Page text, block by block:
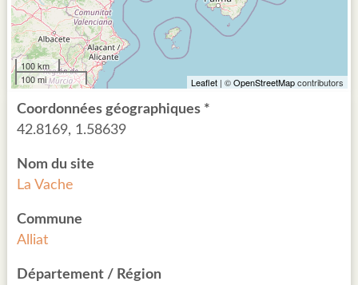
100 km
100 mi
Leaflet| ©OpenStreetMapcontributors
Coordonnées géographiques *
42.8169, 1.58639
Nom du site
La Vache
Commune
Alliat
Département / Région